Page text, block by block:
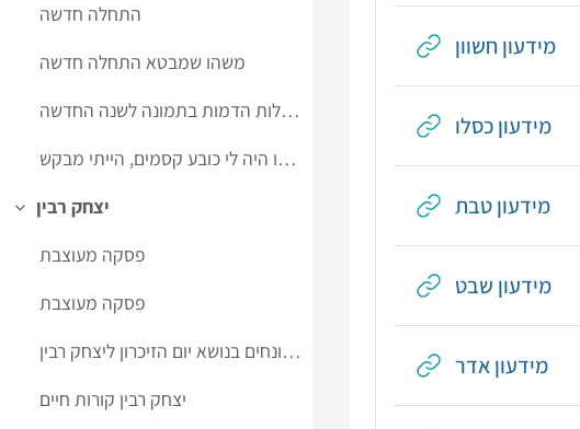
התחלה חדשה
משהו שמבטא התחלה חדשה
משאלות הדמות בתמונה לשנה החדשה
אילו היה לי כובע קסמים, הייתי מבקש...
Collapse
יצחק רבין
פִסקה מעוצבת
פִסקה מעוצבת
אגרון מונחים בנושא יום הזיכרון ליצחק רבין
יצחק רבין קורות חיים
מידעון חשווןURL
מידעון כסלוURL
מידעון טבתURL
מידעון שבטURL
מידעון אדרURL